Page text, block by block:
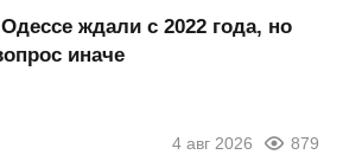
ждали с 2022 года, но
иначе
4 авг 2026 879